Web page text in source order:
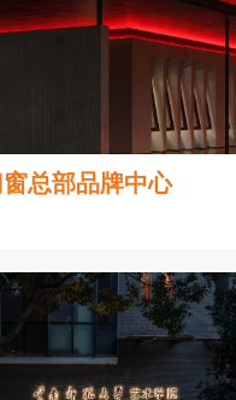
总部品牌中心